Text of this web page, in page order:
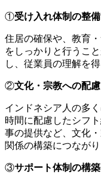
①受け入れ体制の整備
住居の確保や、教育
をしっかりと行うこ
し、従業員の理解を
②文化・宗教への配慮
インドネシア人の多
時間に配慮したシフ
事の提供など、文化
関係の構築につながり
③サポート体制の構